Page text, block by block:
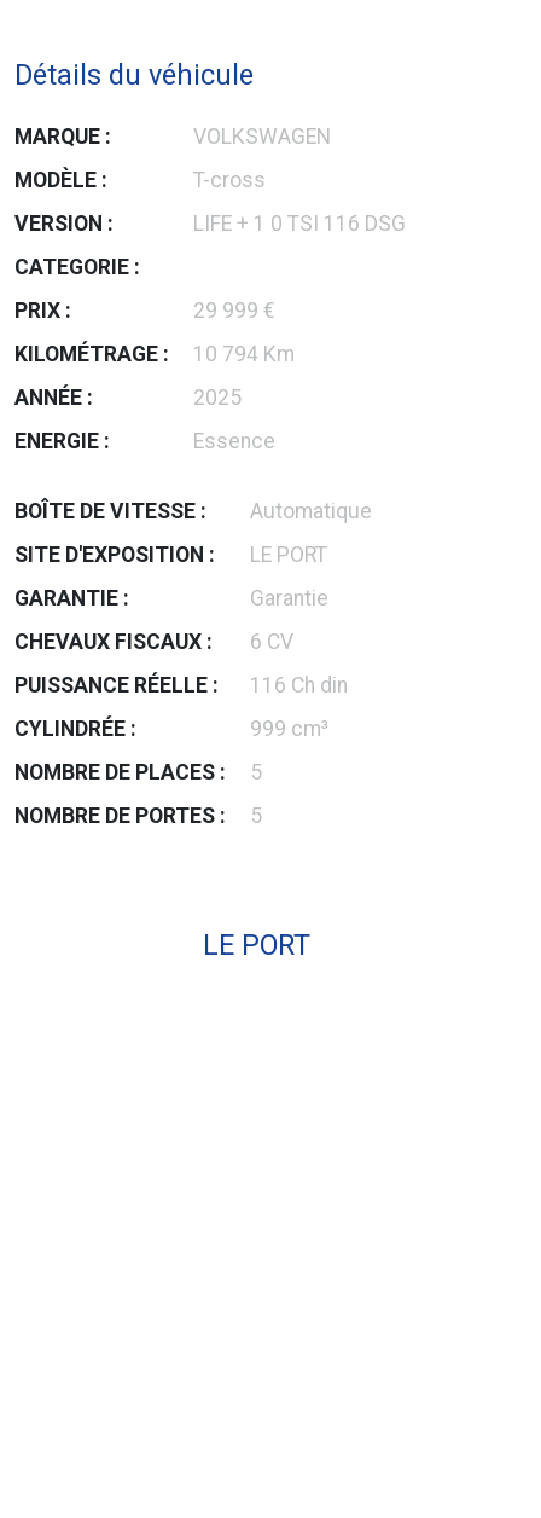
Détails du véhicule
MARQUE :
VOLKSWAGEN
MODÈLE :
T-cross
VERSION :
LIFE + 1 0 TSI 116 DSG
CATEGORIE :
PRIX :
29 999 €
KILOMÉTRAGE :
10 794 Km
ANNÉE :
2025
ENERGIE :
Essence
BOÎTE DE VITESSE :
Automatique
SITE D'EXPOSITION :
LE PORT
GARANTIE :
Garantie
CHEVAUX FISCAUX :
6 CV
PUISSANCE RÉELLE :
116 Ch din
CYLINDRÉE :
999 cm³
NOMBRE DE PLACES :
5
NOMBRE DE PORTES :
5
LE PORT